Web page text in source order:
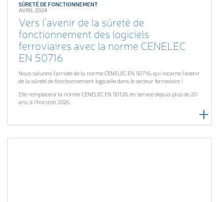
SÛRETÉ DE FONCTIONNEMENT
AVRIL 2024
Vers l’avenir de la sûreté de
fonctionnement des logiciels
ferroviaires avec la norme CENELEC
EN 50716
Nous saluons l’arrivée de la norme CENELEC EN 50716, qui incarne l’avenir
de la sûreté de fonctionnement logicielle dans le secteur ferroviaire !
Elle remplacera la norme CENELEC EN 50128, en service depuis plus de 20
ans, à l’horizon 2026.